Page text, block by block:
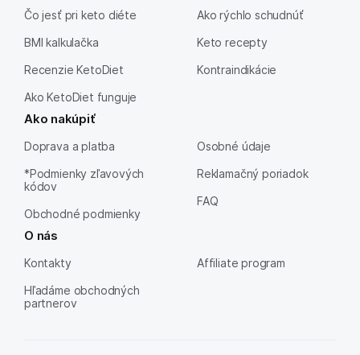
Čo jesť pri keto diéte
BMI kalkulačka
Recenzie KetoDiet
Ako KetoDiet funguje
Ako rýchlo schudnúť
Keto recepty
Kontraindikácie
Ako nakúpiť
Doprava a platba
*Podmienky zľavových
kódov
Obchodné podmienky
Osobné údaje
Reklamačný poriadok
FAQ
O nás
Kontakty
Hľadáme obchodných
partnerov
Affiliate program